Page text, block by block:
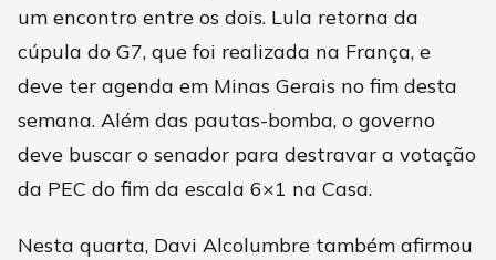
um encontro entre os dois. Lula retorna da
cúpula do G7, que foi realizada na França, e
deve ter agenda em Minas Gerais no fim desta
semana. Além das pautas-bomba, o governo
deve buscar o senador para destravar a votação
da PEC do fim da escala 6×1 na Casa.
Nesta quarta, Davi Alcolumbre também afirmou